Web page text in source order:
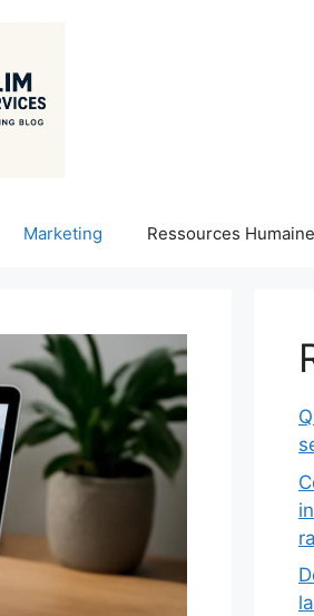
Marketing Ressources